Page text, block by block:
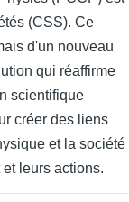
(CSS). Ce
d'un nouveau
qui réaffirme
scientifique
créer des liens
et la société
leurs actions.